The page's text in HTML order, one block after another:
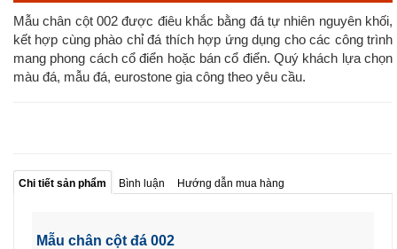
Mẫu chân cột 002 được điêu khắc bằng đá tự nhiên nguyên khối,
kết hợp cùng phào chỉ đá thích hợp ứng dụng cho các công trình
mang phong cách cổ điển hoặc bán cổ điển. Quý khách lựa chọn
màu đá, mẫu đá, eurostone gia công theo yêu cầu.
Chi tiết sản phẩm Bình luận Hướng dẫn mua hàng
Mẫu chân cột đá 002